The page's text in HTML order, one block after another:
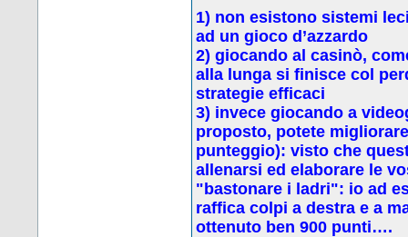
1) non esistono sistemi
ad un gioco d’azzardo
2) giocando al casinò,
alla lunga si finisce col
strategie efficaci
3) invece giocando a
proposto, potete
punteggio): visto che
allenarsi ed elaborare le
"bastonare i ladri": io ad
raffica colpi a destra e a
ottenuto ben 900 punti….